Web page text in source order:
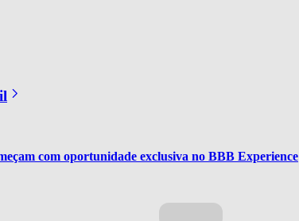
com oportunidade exclusiva no BBB Experience